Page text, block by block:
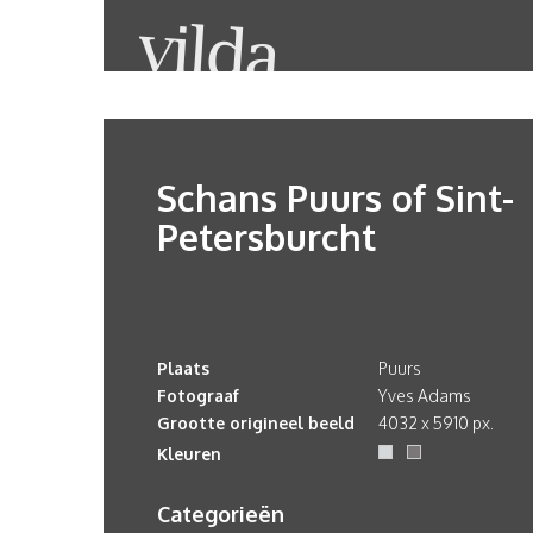
Schans Puurs of Sint-
Petersburcht
Plaats
Puurs
Fotograaf
Yves Adams
Grootte origineel beeld
4032 x 5910 px.
Kleuren
Categorieën